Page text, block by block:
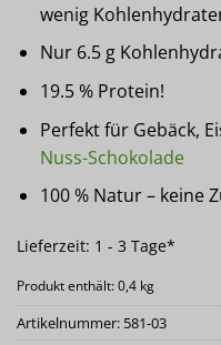
wenig
Nur 6.5 g
19.5 % Protein!
Perfekt für Gebäck,
Nuss-Schokolade
100 % Natur – keine
Lieferzeit: 1 - 3 Tage*
Produkt enthält: 0,4 kg
Artikelnummer: 581-03